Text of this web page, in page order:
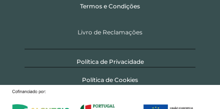
Termos e Condições
Livro de Reclamações
Política de Privacidade
Política de Cookies